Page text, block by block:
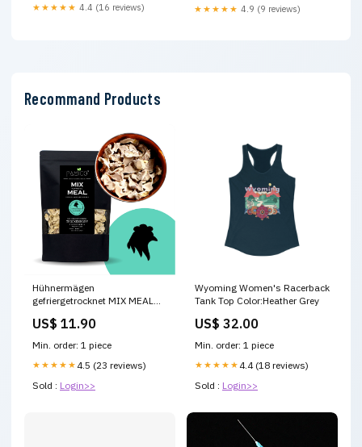
★★★★★ 4.4 (16 reviews) ★★★★★ 4.9 (9 reviews)
Recommand Products
Hühnermägen
gefriergetrocknet MIX MEAL
Katzen Füllgewicht [net
US$ 11.90
Min. order: 1 piece
★★★★★ 4.5 (23 reviews)
Sold : Login>>
Wyoming Women's Racerback
Tank Top Color:Heather Grey
US$ 32.00
Min. order: 1 piece
★★★★★ 4.4 (18 reviews)
Sold : Login>>